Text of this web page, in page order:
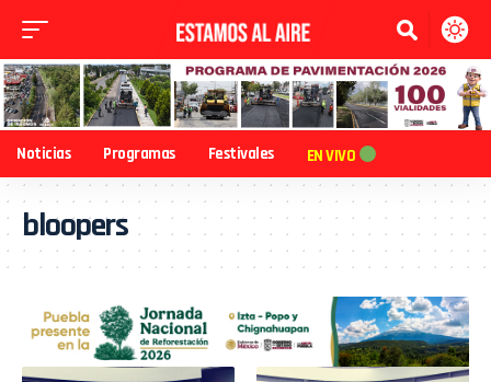
Noticias Programas Festivales EN VIVO
bloopers